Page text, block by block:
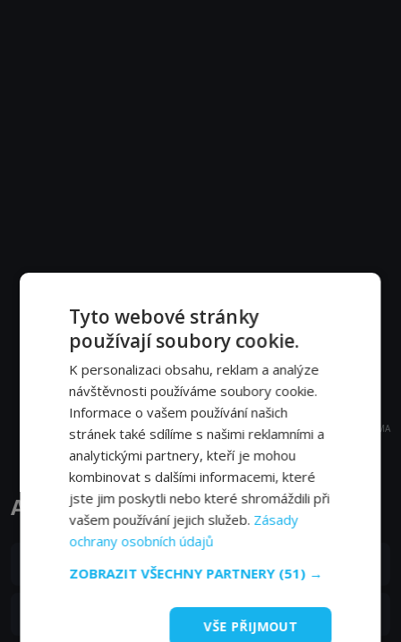
REKLAMA
Alpy shora epizody
15. epizoda
21. 09. 2012
14. epizoda
S01E14
Tyto webové stránky
používají soubory cookie.
K personalizaci obsahu, reklam a analýze
návštěvnosti používáme soubory cookie.
Informace o vašem používání našich
stránek také sdílíme s našimi reklamními a
analytickými partnery, kteří je mohou
kombinovat s dalšími informacemi, které
jste jim poskytli nebo které shromáždili při
vašem používání jejich služeb. Zásady
ochrany osobních údajů
ZOBRAZIT VŠECHNY PARTNERY (51) →
VŠE PŘIJMOUT